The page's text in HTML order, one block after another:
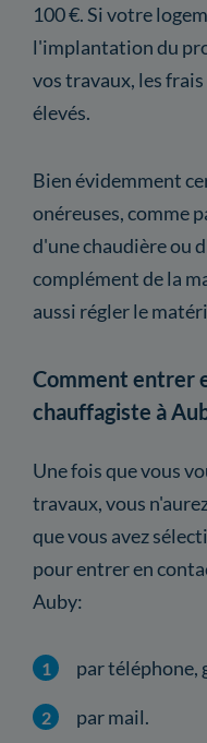
100 €. Si votre
l'implantation du
vos travaux, les
élevés.
Bien évidemment
onéreuses, comme
d'une chaudière ou
complément de la
aussi régler le
Comment entrer
chauffagiste à
Une fois que vous
travaux, vous
que vous avez
pour entrer en
Auby:
par téléphone,
par mail.